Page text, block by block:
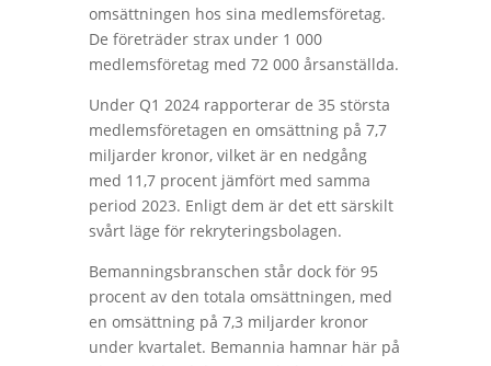
omsättningen hos sina medlemsföretag.
De företräder strax under 1 000
medlemsföretag med 72 000 årsanställda.
Under Q1 2024 rapporterar de 35 största
medlemsföretagen en omsättning på 7,7
miljarder kronor, vilket är en nedgång
med 11,7 procent jämfört med samma
period 2023. Enligt dem är det ett särskilt
svårt läge för rekryteringsbolagen.
Bemanningsbranschen står dock för 95
procent av den totala omsättningen, med
en omsättning på 7,3 miljarder kronor
under kvartalet. Bemannia hamnar här på